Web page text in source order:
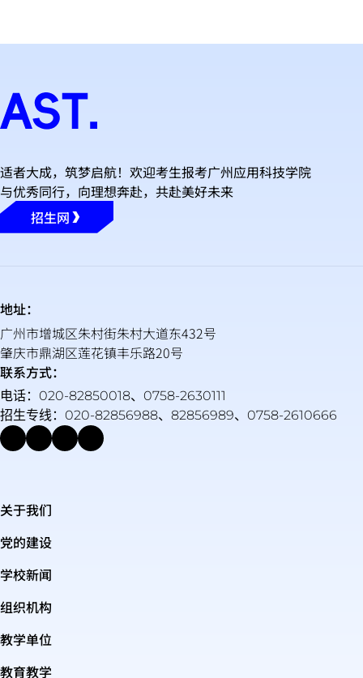
适者大成，筑梦启航！欢迎考生报考广州应用科技学院
与优秀同行，向理想奔赴，共赴美好未来
招生网
地址：
广州市增城区朱村街朱村大道东432号
肇庆市鼎湖区莲花镇丰乐路20号
联系方式：
电话：020-82850018、0758-2630111
招生专线：020-82856988、82856989、0758-2610666
关于我们
党的建设
学校新闻
组织机构
教学单位
教育教学